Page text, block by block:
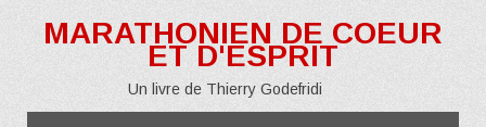
MARATHONIEN DE COEUR
ET D'ESPRIT
Un livre de Thierry Godefridi